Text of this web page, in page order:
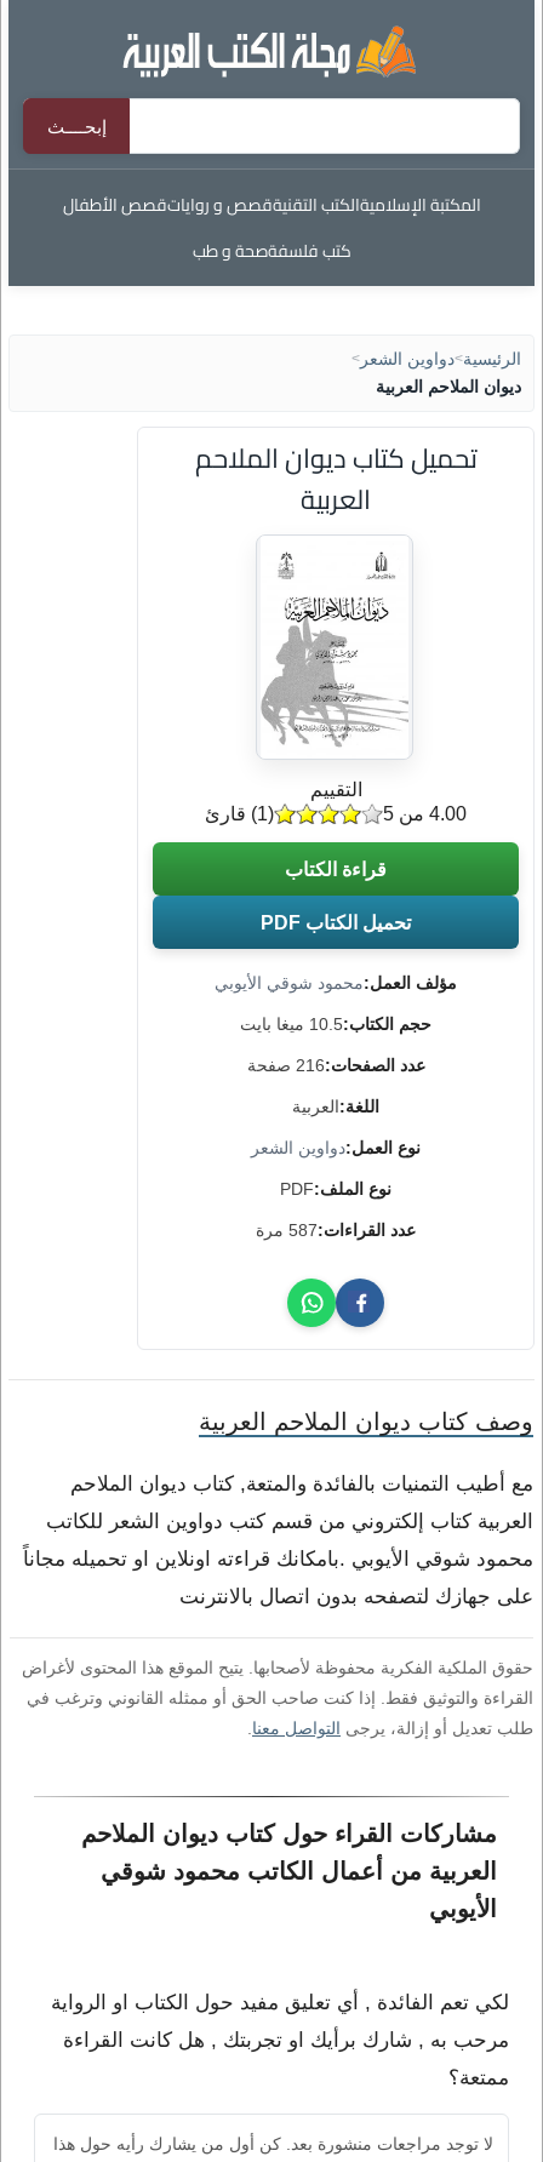
المكتبة الإسلاميةالكتب التقنيةقصص و رواياتقصص الأطفال
كتب فلسفةصحة و طب
الرئيسية>دواوين الشعر >
ديوان الملاحم العربية
تحميل كتاب ديوان الملاحم
العربية
مؤلف العمل:محمود شوقي الأيوبي
حجم الكتاب:10.5 ميغا بايت
عدد الصفحات:216 صفحة
اللغة:العربية
نوع العمل:دواوين الشعر
نوع الملف:PDF
عدد القراءات:587 مرة
التقييم
(
1) قارئ 4.00 من 5
قراءة الكتاب
تحميل الكتاب PDF
وصف كتاب ديوان الملاحم العربية
مع أطيب التمنيات بالفائدة والمتعة, كتاب ديوان الملاحم
العربية كتاب إلكتروني من قسم كتب دواوين الشعر للكاتب
محمود شوقي الأيوبي .بامكانك قراءته اونلاين او تحميله مجاناً
على جهازك لتصفحه بدون اتصال بالانترنت
حقوق الملكية الفكرية محفوظة لأصحابها. يتيح الموقع هذا المحتوى لأغراض
القراءة والتوثيق فقط. إذا كنت صاحب الحق أو ممثله القانوني وترغب في
طلب تعديل أو إزالة، يرجى التواصل معنا
مشاركات القراء حول كتاب ديوان الملاحم
العربية من أعمال الكاتب محمود شوقي
الأيوبي
لكي تعم الفائدة , أي تعليق مفيد حول الكتاب او الرواية
مرحب به , شارك برأيك او تجربتك , هل كانت القراءة
ممتعة؟
لا توجد مراجعات منشورة بعد. كن أول من يشارك رأيه حول هذا